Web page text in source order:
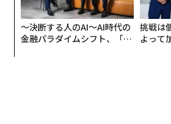
〜決断する人のAI〜AI時代の
金融パラダイムシフト、「超
挑戦は
よって